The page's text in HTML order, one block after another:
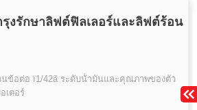
รุงรักษาลิฟต์ฟิลเลอร์และลิฟต์ร้อน
ข้อต่อ ï1/42ã ระดับน้ํามันและคุณภาพของตัว
เตอร์